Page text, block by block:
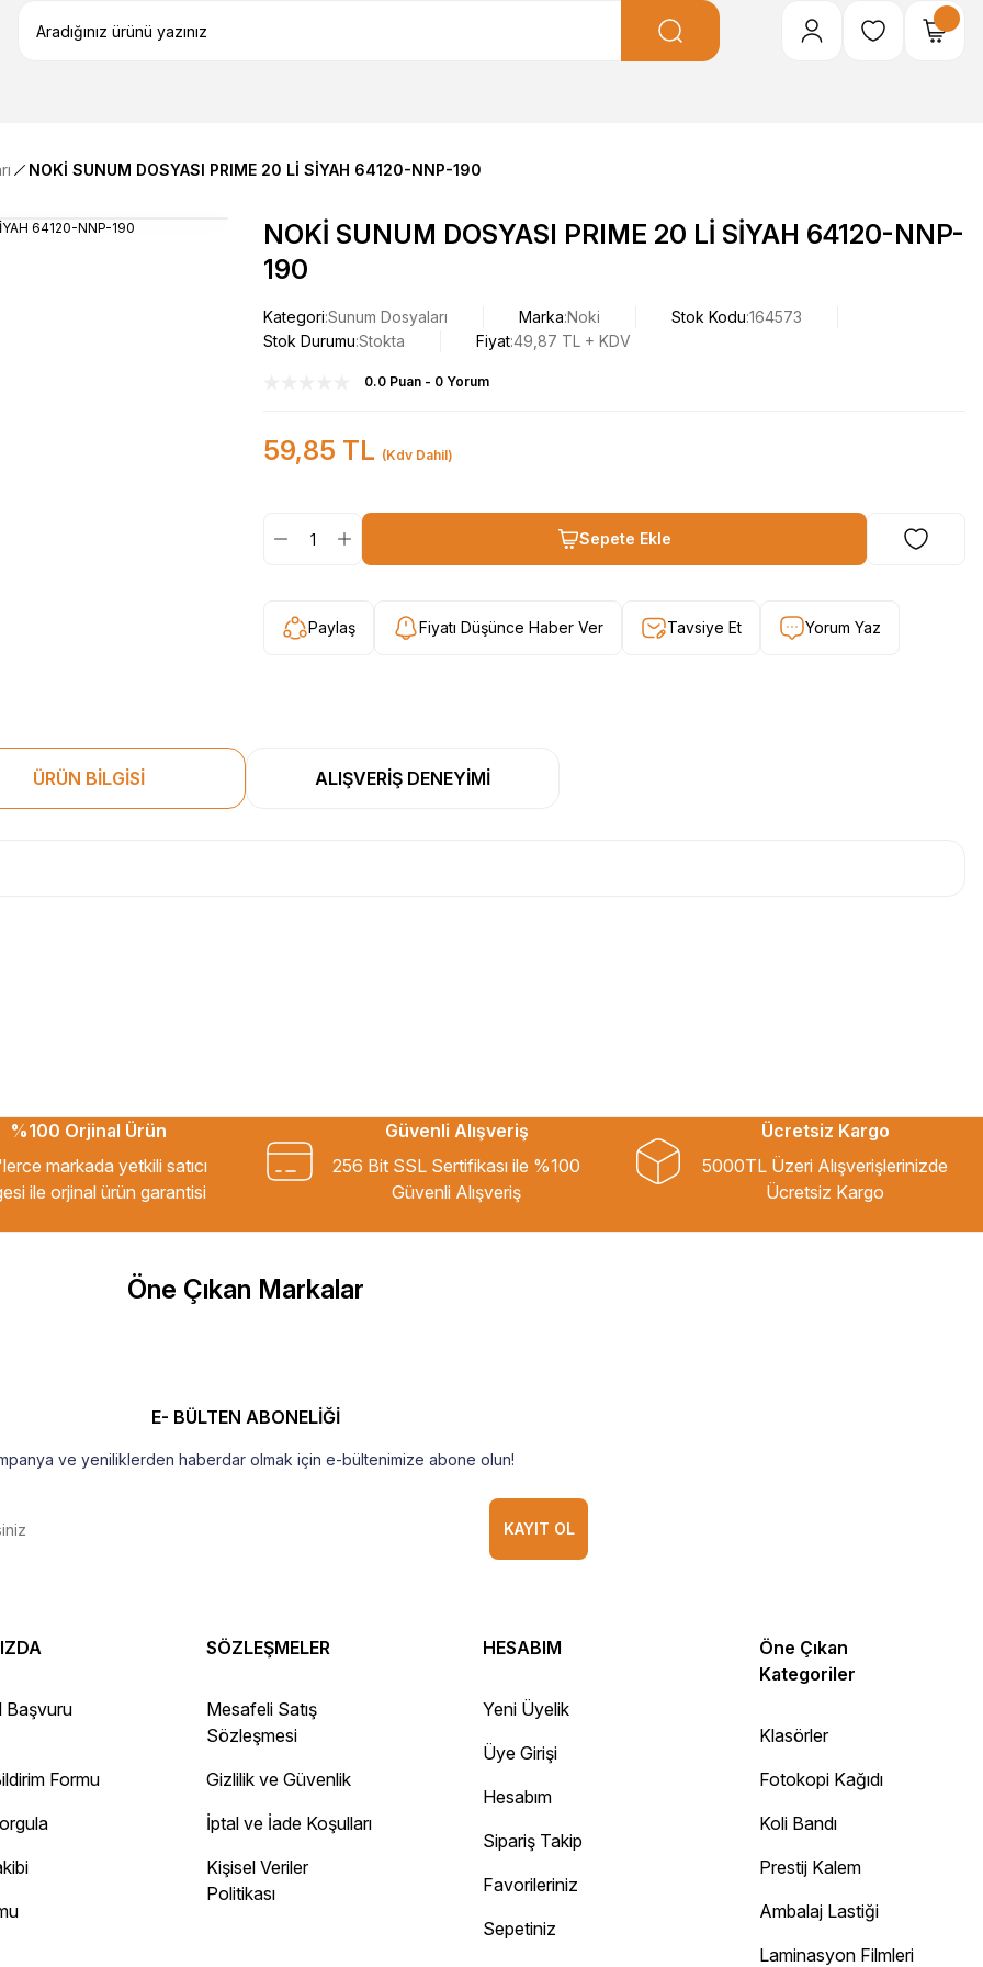
NOKİ SUNUM DOSYASI PRIME 20 Lİ SİYAH 64120-NNP-190
NOKİ SUNUM DOSYASI PRIME 20 Lİ SİYAH 64120-NNP-
190
Kategori Sunum Dosyaları Marka Noki Stok Kodu 164573
Stok Durumu Stokta Fiyat49,87 TL + KDV
0.0 Puan - 0 Yorum
59,85 TL (Kdv Dahil)
Sepete Ekle
Paylaş Fiyatı Düşünce Haber Ver Tavsiye Et Yorum Yaz
ÜRÜN BİLGİSİ ALIŞVERİŞ DENEYİMİ
ederim.
ederim.
site
%100 Orjinal Ürün
markada yetkili satıcı
ile orjinal ürün garantisi
Güvenli Alışveriş
256 Bit SSL Sertifikası ile %100
Güvenli Alışveriş
Ücretsiz Kargo
5000TL Üzeri Alışverişlerinizde
Ücretsiz Kargo
Öne Çıkan Markalar
E- BÜLTEN ABONELİĞİ
ve yeniliklerden haberdar olmak için e-bültenimize abone olun!
KAYIT OL
Başvuru
Formu
SÖZLEŞMELER
Mesafeli Satış
Sözleşmesi
Gizlilik ve Güvenlik
İptal ve İade Koşulları
Kişisel Veriler
Politikası
HESABIM
Yeni Üyelik
Üye Girişi
Hesabım
Sipariş Takip
Favorileriniz
Sepetiniz
Öne Çıkan
Kategoriler
Klasörler
Fotokopi Kağıdı
Koli Bandı
Prestij Kalem
Ambalaj Lastiği
Laminasyon Filmleri